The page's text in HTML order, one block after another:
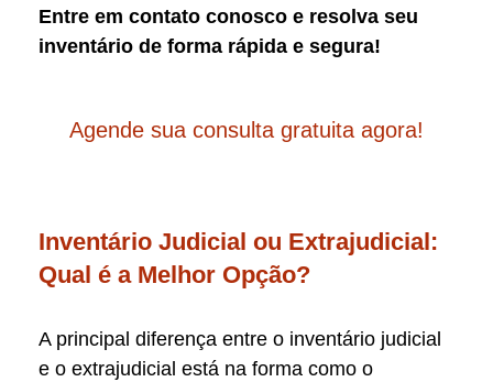
Entre em contato conosco e resolva seu
inventário de forma rápida e segura!
Agende sua consulta gratuita agora!
Inventário Judicial ou Extrajudicial:
Qual é a Melhor Opção?
A principal diferença entre o inventário judicial
e o extrajudicial está na forma como o